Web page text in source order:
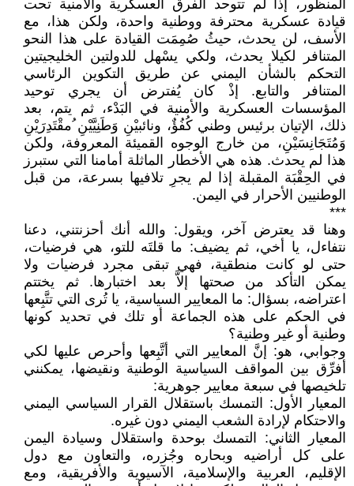
المنظور، إذا لم تتوحد الفرق العسكرية والأمنية تحت
قيادة عسكرية محترفة ووطنية واحدة، ولكن هذا، مع
الأسف، لن يحدث، حيثُ صُمِمَت القيادة على هذا النحو
المتنافر لكيلا يحدث، ولكي يسْهل للدولتين الخليجيتين
التحكم بالشأن اليمني عن طريق التكوين الرئاسي
المتنافر والتابع. إذْ كان يُفترض أن يجري توحيد
المؤسسات العسكرية والأمنية في البَدْء، ثم يتم، بعد
ذلك، الإتيان برئيس وطني كُفُؤٌ، ونائبيْنِ وَطَنِيَّيْنِ ُمقْتَدِرَيْنِ
وَمُتَجَانِسَيْنِ، من خارج الوجوه القميئة المعروفة، ولكن
هذا لم يحدث. هذه هي الأخطار الماثلة أمامنا التي ستبرز
في الحِقْبَة المقبلة إذا لم يجرِ تلافيها بسرعة، من قبل
الوطنيين الأحرار في اليمن.
***
وهنا قد يعترض آخر، ويقول: والله أنك أحزنتني، دعنا
نتفاءل، يا أخي، ثم يضيف: ما قلتَه للتو، هي فرضيات،
حتى لو كانت منطقية، فهي تبقى مجرد فرضيات ولا
يمكن التأكد من صحتها إلاَّ بعد اختبارها. ثم يختتم
اعتراضه، بسؤال: ما المعايير السياسية، يا تُرى التي تتَّبِعها
في الحكم على هذه الجماعة أو تلك في تحديد كونها
وطنية أو غير وطنية؟
وجوابي، هو: إنَّ المعايير التي أتَّبِعها وأحرص عليها لكي
أفرِّق بين المواقف السياسية الوطنية ونقيضها، يمكنني
تلخيصها في سبعة معايير جوهرية:
المعيار الأول: التمسك باستقلال القرار السياسي اليمني
والاحتكام لإرادة الشعب اليمني دون غيره.
المعيار الثاني: التمسك بوحدة واستقلال وسيادة اليمن
على كل أراضيه وبحاره وجُزره، والتعاون مع دول
الإقليم، العربية والإسلامية، الآسيوية والأفريقية، ومع